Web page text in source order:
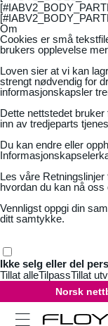
Om
Cookies er små
brukers opplevelse
Loven sier at vi kan
strengt nødvendig for
informasjonskapsler
Dette nettstedet
inn av tredjeparts
Du kan endre eller
Les våre
hvordan du kan nå oss
Vennligst oppgi din
ditt samtykke.
Ikke selg eller del
Tillat alleTilpassTillat
Norsk